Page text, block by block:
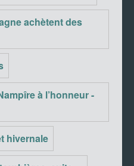
achètent des
à l’honneur -
hivernale